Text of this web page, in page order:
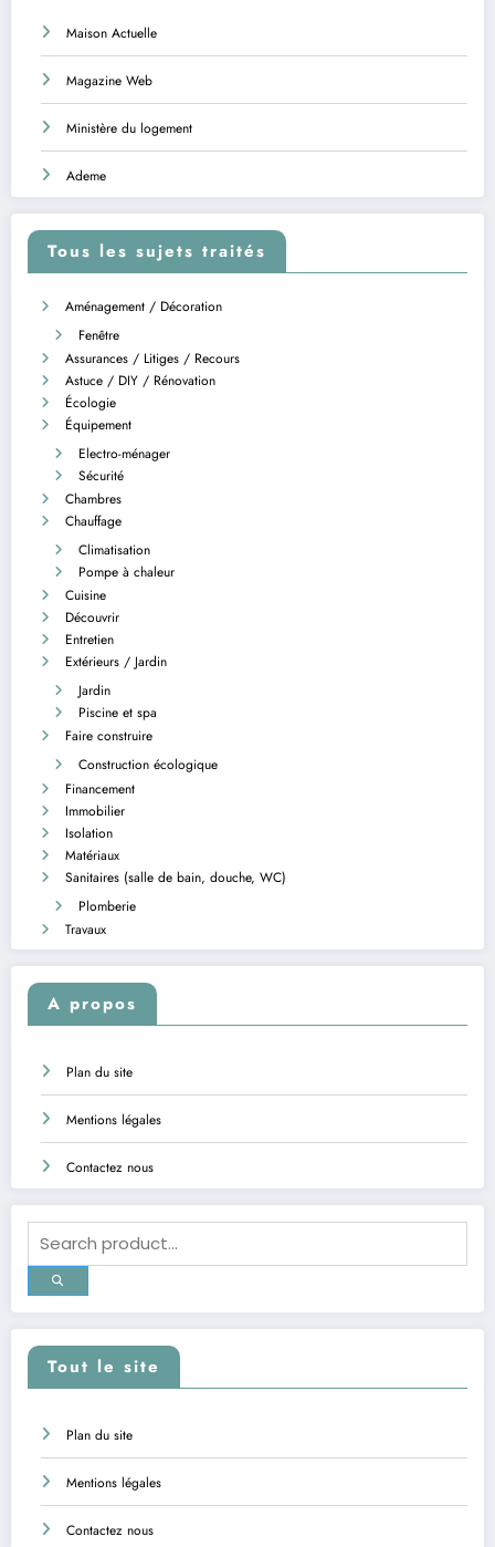
Maison Actuelle
Magazine Web
Ministère du logement
Ademe
Tous les sujets traités
Aménagement / Décoration
Fenêtre
Assurances / Litiges / Recours
Astuce / DIY / Rénovation
Écologie
Équipement
Electro-ménager
Sécurité
Chambres
Chauffage
Climatisation
Pompe à chaleur
Cuisine
Découvrir
Entretien
Extérieurs / Jardin
Jardin
Piscine et spa
Faire construire
Construction écologique
Financement
Immobilier
Isolation
Matériaux
Sanitaires (salle de bain, douche, WC)
Plomberie
Travaux
A propos
Plan du site
Mentions légales
Contactez nous
Tout le site
Plan du site
Mentions légales
Contactez nous